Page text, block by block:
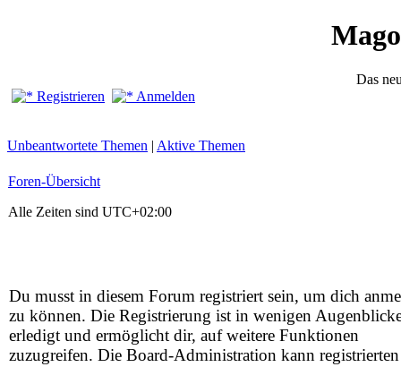
Das
Registrieren
Anmelden
Unbeantwortete Themen | Aktive Themen
Foren-Übersicht
Alle Zeiten sind UTC+02:00
Du musst in diesem Forum registriert sein, um dich
zu können. Die Registrierung ist in wenigen
erledigt und ermöglicht dir, auf weitere Funktionen
zuzugreifen. Die Board-Administration kann registrierten